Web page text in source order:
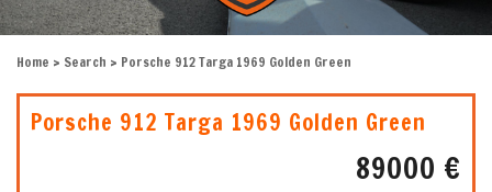
Home > Search > Porsche 912 Targa 1969 Golden Green
Porsche 912 Targa 1969 Golden Green
89000 €